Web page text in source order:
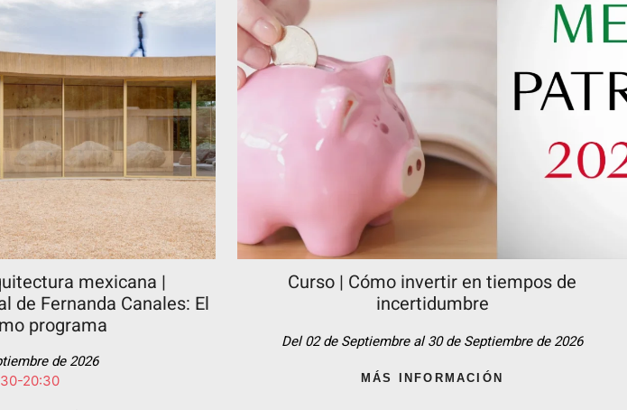
mexicana |
de Fernanda Canales: El
programa
de 2026
20:30
Curso | Cómo invertir en tiempos de
incertidumbre
Del 02 de Septiembre al 30 de Septiembre de 2026
MÁS INFORMACIÓN